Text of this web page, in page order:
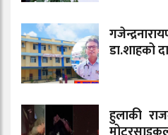
डा.शाहको
हुलाकी